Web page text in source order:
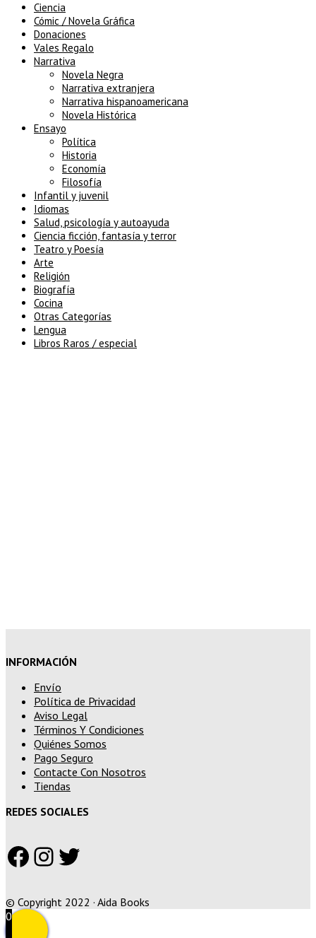
Ciencia
Cómic / Novela Gráfica
Donaciones
Vales Regalo
Narrativa
Novela Negra
Narrativa extranjera
Narrativa hispanoamericana
Novela Histórica
Ensayo
Política
Historia
Economía
Filosofía
Infantil y juvenil
Idiomas
Salud, psicología y autoayuda
Ciencia ficción, fantasía y terror
Teatro y Poesía
Arte
Religión
Biografía
Cocina
Otras Categorías
Lengua
Libros Raros / especial
INFORMACIÓN
Envío
Política de Privacidad
Aviso Legal
Términos Y Condiciones
Quiénes Somos
Pago Seguro
Contacte Con Nosotros
Tiendas
REDES SOCIALES
Facebook
Instagram
Twitter
© Copyright 2022 · Aida Books
0